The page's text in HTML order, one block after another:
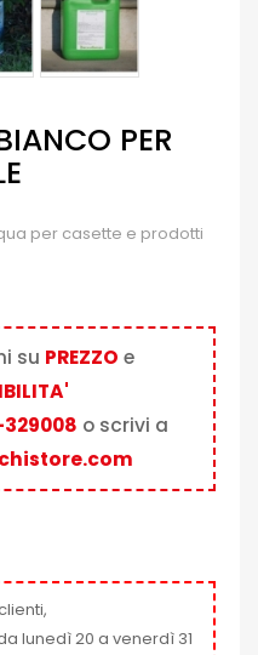
PER
per casette e prodotti
su PREZZO e
o scrivi a
lunedì 20 a venerdì 31